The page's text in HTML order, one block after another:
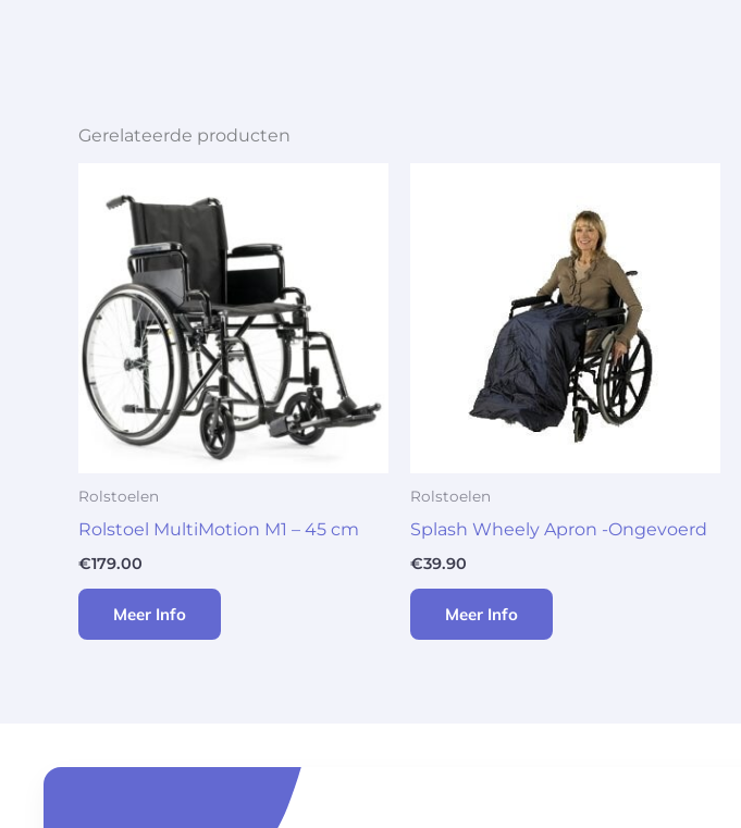
Gerelateerde producten
Rolstoelen
Rolstoel MultiMotion M1 – 45 cm
€179.00
Meer Info
Rolstoelen
Splash Wheely Apron -Ongevoerd
€39.90
Meer Info